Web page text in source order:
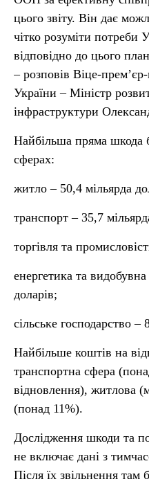
цього звіту. Він дає
чітко розуміти потреби
відповідно до цього
– розповів Віце-
України – Міністр
інфраструктури
Найбільша пряма шкода
сферах:
житло – 50,4 мільярда
транспорт – 35,7
торгівля та
енергетика та
доларів;
сільське господарство –
Найбільше коштів на
транспортна сфера
відновлення), житлова
(понад 11%).
Дослідження шкоди та
не включає дані з
Після їх звільнення там